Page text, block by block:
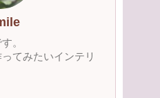
。
てみたいインテリ